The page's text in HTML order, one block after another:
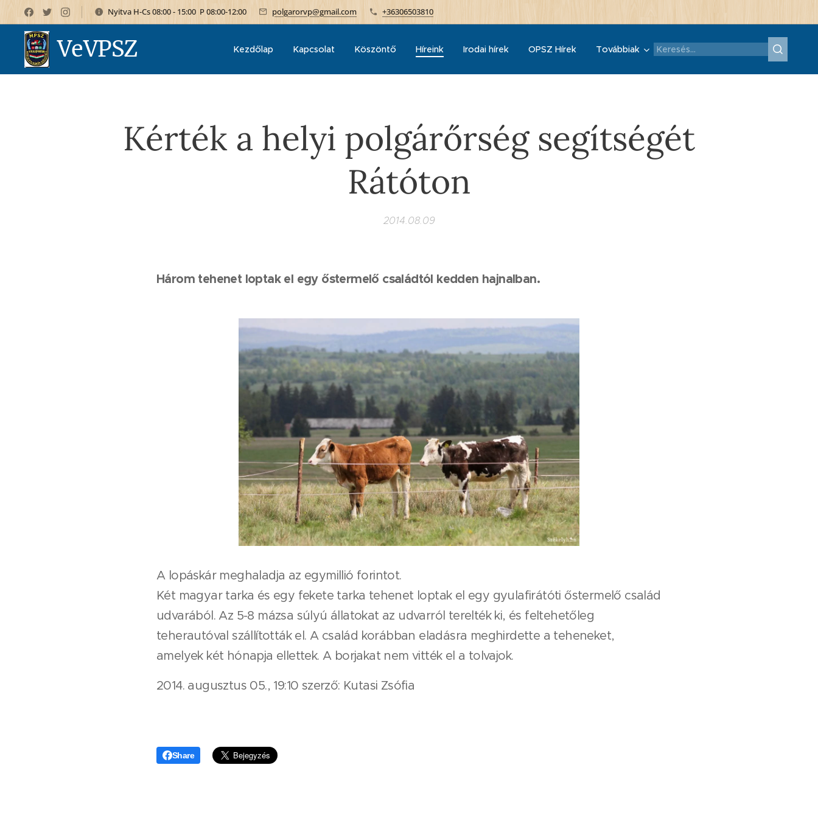
Nyitva H-Cs 08:00 - 15:00 P 08:00-12:00 polgarorvp@gmail.com +36306503810
VeVPSZ Kezdőlap Kapcsolat Köszöntő Híreink Irodai hírek OPSZ Hírek Továbbiak
Kérték a helyi polgárőrség segítségét
Rátóton
2014.08.09
Három tehenet loptak el egy őstermelő családtól kedden hajnalban.
A lopáskár meghaladja az egymillió forintot.
Két magyar tarka és egy fekete tarka tehenet loptak el egy gyulafirátóti őstermelő család
udvarából. Az 5-8 mázsa súlyú állatokat az udvarról terelték ki, és feltehetőleg
teherautóval szállították el. A család korábban eladásra meghirdette a teheneket,
amelyek két hónapja ellettek. A borjakat nem vitték el a tolvajok.
2014. augusztus 05., 19:10 szerző: Kutasi Zsófia
Share